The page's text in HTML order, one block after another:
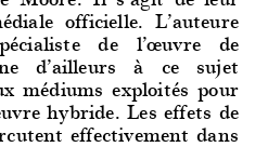
officielle. L’auteure
de l’œuvre de
d’ailleurs à ce sujet
médiums exploités pour
hybride. Les effets de
effectivement dans